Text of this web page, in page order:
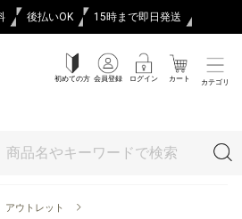
後払いOK 15時まで即日発送
初めての方 会員登録 ログイン カート カテゴリ
アウトレット